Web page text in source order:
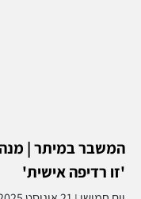
המשבר במיתר |
'זו רדיפה אישית'